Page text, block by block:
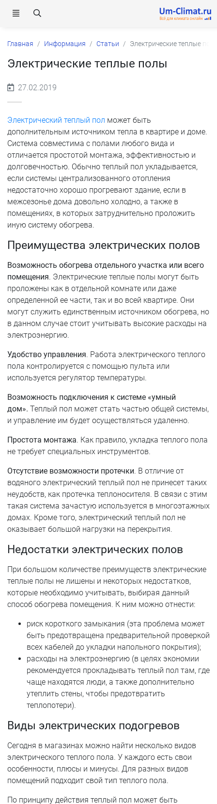
Главная Информация Статьи Электрические теплые
Электрические теплые полы
27.02.2019
Электрический теплый пол может быть
дополнительным источником тепла в квартире и доме.
Система совместима с полами любого вида и
отличается простотой монтажа, эффективностью и
долговечностью. Обычно теплый пол укладывается,
если системы централизованного отопления
недостаточно хорошо прогревают здание, если в
межсезонье дома довольно холодно, а также в
помещениях, в которых затруднительно проложить
иную систему обогрева.
Преимущества электрических полов
Возможность обогрева отдельного участка или всего
помещения. Электрические теплые полы могут быть
проложены как в отдельной комнате или даже
определенной ее части, так и во всей квартире. Они
могут служить единственным источником обогрева, но
в данном случае стоит учитывать высокие расходы на
электроэнергию.
Удобство управления. Работа электрического теплого
пола контролируется с помощью пульта или
используется регулятор температуры.
Возможность подключения к системе «умный
дом». Теплый пол может стать частью общей системы,
и управление им будет осуществляться удаленно.
Простота монтажа. Как правило, укладка теплого пола
не требует специальных инструментов.
Отсутствие возможности протечки. В отличие от
водяного электрический теплый пол не принесет таких
неудобств, как протечка теплоносителя. В связи с этим
такая система зачастую используется в многоэтажных
домах. Кроме того, электрический теплый пол не
оказывает большой нагрузки на перекрытия.
Недостатки электрических полов
При большом количестве преимуществ электрические
теплые полы не лишены и некоторых недостатков,
которые необходимо учитывать, выбирая данный
способ обогрева помещения. К ним можно отнести:
риск короткого замыкания (эта проблема может
быть предотвращена предварительной проверкой
всех кабелей до укладки напольного покрытия);
расходы на электроэнергию (в целях экономии
рекомендуется прокладывать теплый пол там, где
чаще находятся люди, а также дополнительно
утеплить стены, чтобы предотвратить
теплопотери).
Виды электрических подогревов
Сегодня в магазинах можно найти несколько видов
электрического теплого пола. У каждого есть свои
особенности, плюсы и минусы. Для разных видов
помещений подходит свой тип теплого пола.
По принципу действия теплый пол может быть